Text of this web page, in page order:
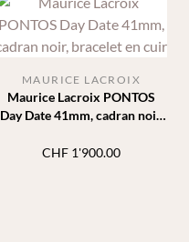
Maurice Lacroix PONTOS
Day Date 41mm, cadran noir,
MAURICE LACROIX
CHF 1'900.00